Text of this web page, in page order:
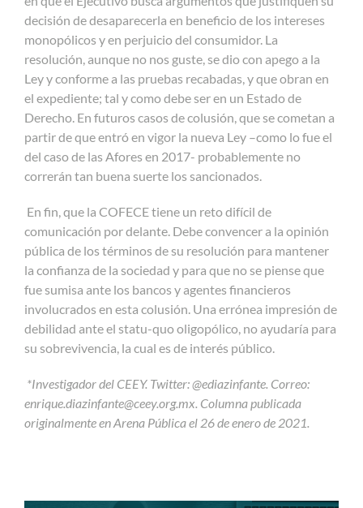
decisión de desaparecerla en beneficio de los intereses
monopólicos y en perjuicio del consumidor. La
resolución, aunque no nos guste, se dio con apego a la
Ley y conforme a las pruebas recabadas, y que obran en
el expediente; tal y como debe ser en un Estado de
Derecho. En futuros casos de colusión, que se cometan a
partir de que entró en vigor la nueva Ley –como lo fue el
del caso de las Afores en 2017- probablemente no
correrán tan buena suerte los sancionados.
En fin, que la COFECE tiene un reto difícil de
comunicación por delante. Debe convencer a la opinión
pública de los términos de su resolución para mantener
la confianza de la sociedad y para que no se piense que
fue sumisa ante los bancos y agentes financieros
involucrados en esta colusión. Una errónea impresión de
debilidad ante el statu-quo oligopólico, no ayudaría para
su sobrevivencia, la cual es de interés público.
*Investigador del CEEY. Twitter: @ediazinfante. Correo:
enrique.diazinfante@ceey.org.mx . Columna publicada
originalmente en Arena Pública el 26 de enero de 2021.